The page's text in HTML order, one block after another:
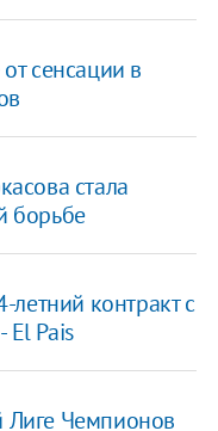
сенсации в
стала
борьбе
летний контракт с
El Pais
Чемпионов